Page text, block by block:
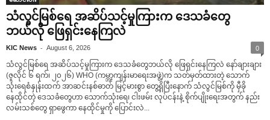
သံလွင်မြစ်ရေ အဆိပ်သင့်မှုကြားက ဒေသခံတွေ
ဘယ်လို ဖြေရှင်းနေကြလဲ
KIC News - August 6, 2026 0
သံလွင်မြစ်ရေ အဆိပ်သင့်မှုကြားက ဒေသခံတွေဘယ်လို ဖြေရှင်းနေကြလဲ နော်ချားချား
(ဇူလိုင် ၆ ရက်၊ ၂၀၂၆) WHO (ကမ္ဘာ့ကျန်းမာရေးအဖွဲ့)က သတ်မှတ်ထားတဲ့ သောက်
သုံးရေစံနှုန်းထက် အာဆင်းနစ်ဓာတ် မြင့်မားစွာ တွေ့ရှိပြီးနောက် သံလွင်မြစ်ကို မှီခို
နေထိုင်တဲ့ ဒေသခံတွေဟာ သောက်သုံးရေ၊ ငါးဖမ်း လုပ်ငန်းနဲ့ စိုက်ပျိုးရေးအတွက် နည်း
လမ်းသစ်တွေ ရှာဖွေကာ နေထိုင်မှုကို ပြောင်းလဲ...